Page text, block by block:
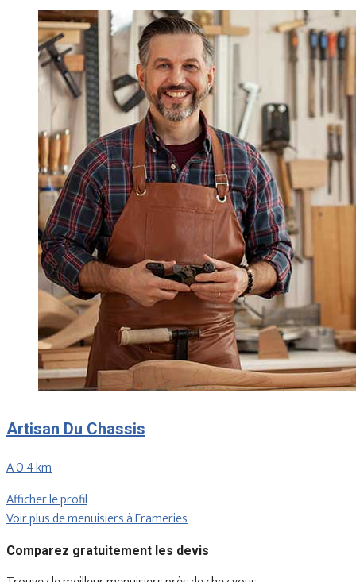
Artisan Du Chassis
A 0.4 km
Afficher le profil
Voir plus de menuisiers à Frameries
Comparez gratuitement les devis